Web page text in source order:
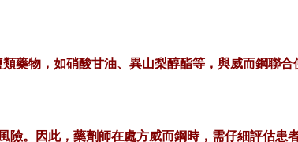
藥物，如硝酸甘油、異山梨醇酯等，與威而鋼聯
險。因此，藥劑師在處方威而鋼時，需仔細評估患